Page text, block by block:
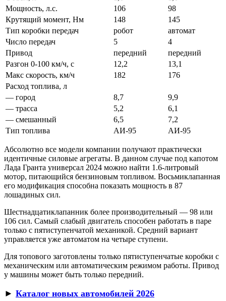
Мощность, л.с.
106
98
Крутящий момент, Нм
148
145
Тип коробки передач
робот
автомат
Число передач
5
4
Привод
передний
передний
Разгон 0-100 км/ч, с
12,2
13,1
Макс скорость, км/ч
182
176
Расход топлива, л
— город
8,7
9,9
— трасса
5,2
6,1
— смешанный
6,5
7,2
Тип топлива
АИ-95 АИ-95
Абсолютно все модели компании получают практически
идентичные силовые агрегаты. В данном случае под капотом
Лада Гранта универсал 2024 можно найти 1.6-литровый
мотор, питающийся бензиновым топливом. Восьмиклапанная
его модификация способна показать мощность в 87
лошадиных сил.
Шестнадцатиклапанник более производительный — 98 или
106 сил. Самый слабый двигатель способен работать в паре
только с пятиступенчатой механикой. Средний вариант
управляется уже автоматом на четыре ступени.
Для топового заготовлены только пятиступенчатые коробки с
механическим или автоматическим режимом работы. Привод
у машины может быть только передний.
► Каталог новых автомобилей 2026